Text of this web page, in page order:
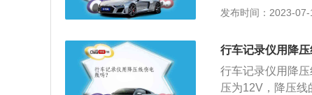
择最多的是走暗
录仪安装在适当
塞线，直到保险
黑线搭铁，拧在
发布时间：2023-
行车记录仪用降
行车记录仪用降
压为12V，降压线